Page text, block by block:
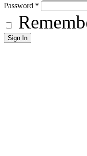
Password *